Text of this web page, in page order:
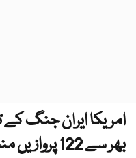
امریکا ایران جنگ کے
بھر سے 122 پروازیں منسوخ ہوئیں